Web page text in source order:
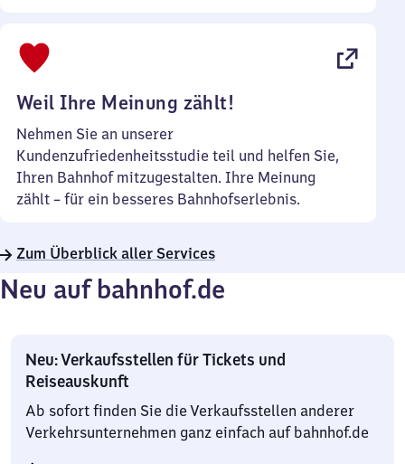
Weil Ihre Meinung zählt!
Nehmen Sie an unserer
Kundenzufriedenheitsstudie teil und helfen Sie,
Ihren Bahnhof mitzugestalten. Ihre Meinung
zählt – für ein besseres Bahnhofserlebnis.
Zum Überblick aller Services
Neu auf bahnhof.de
Neu: Verkaufsstellen für Tickets und
Reiseauskunft
Ab sofort finden Sie die Verkaufsstellen anderer
Verkehrsunternehmen ganz einfach auf bahnhof.de